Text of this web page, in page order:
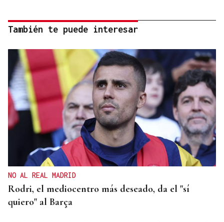
También te puede interesar
NO AL REAL MADRID
Rodri, el mediocentro más deseado, da el "sí
quiero" al Barça